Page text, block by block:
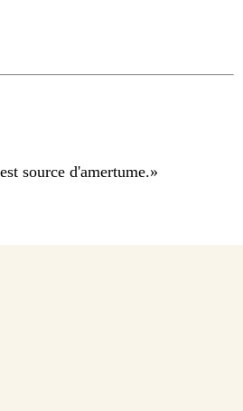
source d'amertume.»